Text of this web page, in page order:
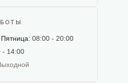
08:00 - 20:00
- 14:00